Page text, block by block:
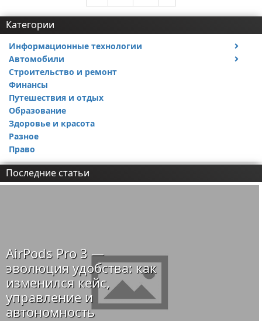
Категории
Информационные технологии
Тесты и обзоры устройств
Автомобили
Ремонт авто
Строительство и ремонт
Финансы
Путешествия и отдых
Образование
Здоровье и красота
Разное
Право
Последние статьи
AirPods Pro 3 —
эволюция удобства: как
изменился кейс,
управление и
автономность